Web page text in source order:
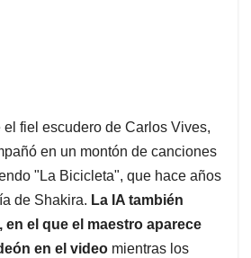
fiel escudero de Carlos Vives,
en un montón de canciones
"La Bicicleta", que hace años
de Shakira. La IA también
en el que el maestro aparece
en el video mientras los